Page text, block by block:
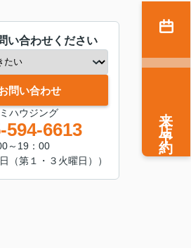
い合わせください
問い合わせ
ハウジング
594-6613
～19：00
（第１・３火曜日））
来店予約